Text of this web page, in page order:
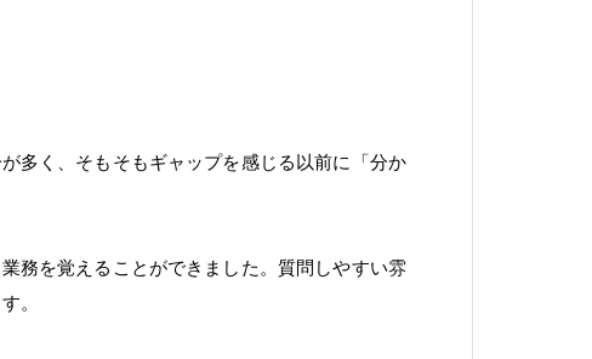
多く、そもそもギャップを感じる以前に「分か
務を覚えることができました。質問しやすい雰
。